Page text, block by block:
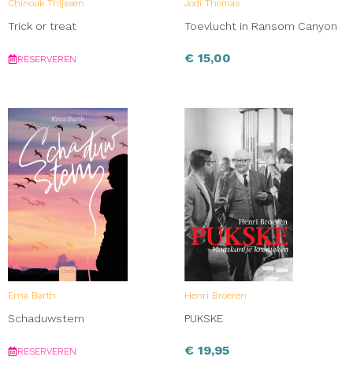
Chinouk Thijssen
Trick or treat
RESERVEREN
Jodi Thomas
Toevlucht in Ransom Canyon
€ 15,00
Erna Barth
Schaduwstem
RESERVEREN
Henri Broeren
PUKSKE
€ 19,95